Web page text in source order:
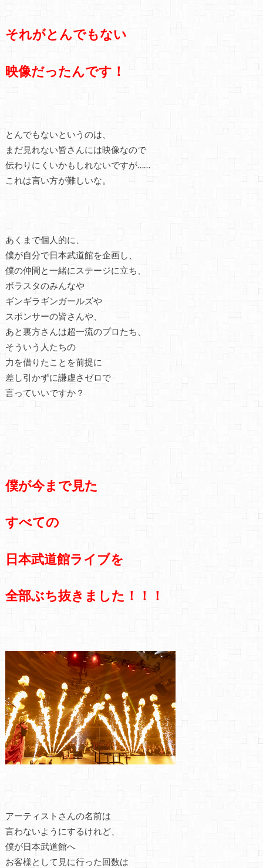
それがとんでもない
映像だったんです！
とんでもないというのは、
まだ見れない皆さんには映像なので
伝わりにくいかもしれないですが……
これは言い方が難しいな。
あくまで個人的に、
僕が自分で日本武道館を企画し、
僕の仲間と一緒にステージに立ち、
ボラスタのみんなや
ギンギラギンガールズや
スポンサーの皆さんや、
あと裏方さんは超一流のプロたち、
そういう人たちの
力を借りたことを前提に
差し引かずに謙虚さゼロで
言っていいですか？
僕が今まで見た
すべての
日本武道館ライブを
全部ぶち抜きました！！！
アーティストさんの名前は
言わないようにするけれど、
僕が日本武道館へ
お客様として見に行った回数は